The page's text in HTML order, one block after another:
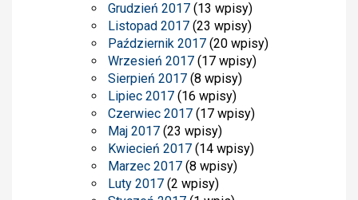
Grudzień 2017 (13 wpisy)
Listopad 2017 (23 wpisy)
Październik 2017 (20 wpisy)
Wrzesień 2017 (17 wpisy)
Sierpień 2017 (8 wpisy)
Lipiec 2017 (16 wpisy)
Czerwiec 2017 (17 wpisy)
Maj 2017 (23 wpisy)
Kwiecień 2017 (14 wpisy)
Marzec 2017 (8 wpisy)
Luty 2017 (2 wpisy)